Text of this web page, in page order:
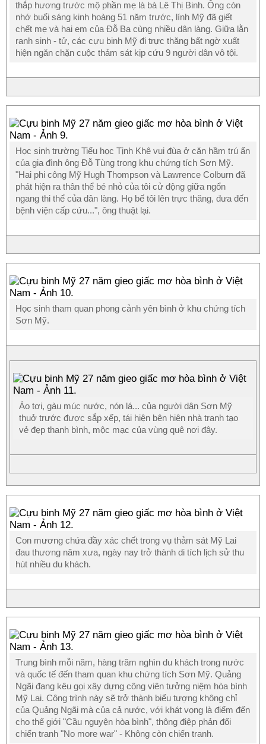
thắp hương trước mộ phần mẹ là bà Lê Thị Binh. Ông còn
nhớ buổi sáng kinh hoàng 51 năm trước, lính Mỹ đã giết
chết mẹ và hai em của Đỗ Ba cùng nhiều dân làng. Giữa lằn
ranh sinh - tử, các cựu binh Mỹ đi trực thăng bất ngờ xuất
hiện ngăn chặn cuộc thảm sát kịp cứu 9 người dân vô tội.
Học sinh trường Tiểu học Tịnh Khê vui đùa ở căn hầm trú ẩn
của gia đình ông Đỗ Tùng trong khu chứng tích Sơn Mỹ.
"Hai phi công Mỹ Hugh Thompson và Lawrence Colburn đã
phát hiện ra thân thể bé nhỏ của tôi cử động giữa ngổn
ngang thi thể của dân làng. Họ bế tôi lên trực thăng, đưa đến
bệnh viện cấp cứu...", ông thuật lại.
Học sinh tham quan phong cảnh yên bình ở khu chứng tích
Sơn Mỹ.
Áo tơi, gàu múc nước, nón lá... của người dân Sơn Mỹ
thuở trước được sắp xếp, tái hiện bên hiên nhà tranh tạo
vẻ đẹp thanh bình, mộc mạc của vùng quê nơi đây.
Con mương chứa đầy xác chết trong vụ thảm sát Mỹ Lai
đau thương năm xưa, ngày nay trở thành di tích lịch sử thu
hút nhiều du khách.
Trung bình mỗi năm, hàng trăm nghìn du khách trong nước
và quốc tế đến tham quan khu chứng tích Sơn Mỹ. Quảng
Ngãi đang kêu gọi xây dựng công viên tưởng niệm hòa bình
Mỹ Lai. Công trình này sẽ trở thành biểu tượng không chỉ
của Quảng Ngãi mà của cả nước, với khát vọng là điểm đến
cho thế giới "Cầu nguyện hòa bình", thông điệp phản đối
chiến tranh "No more war" - Không còn chiến tranh.